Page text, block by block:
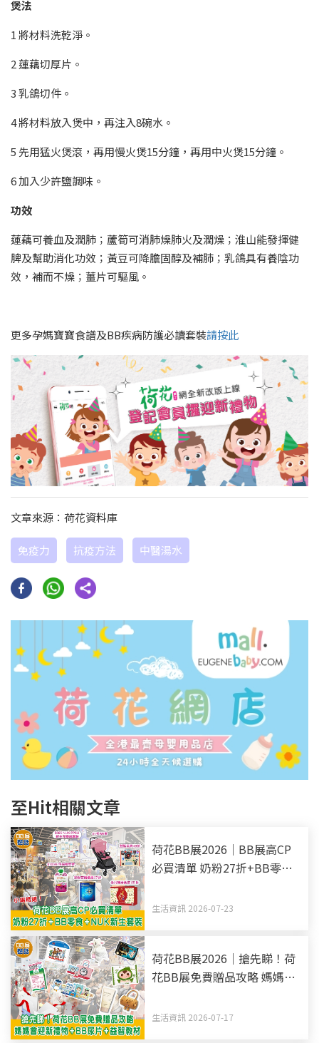
煲法
1 將材料洗乾淨。
2 蓮藕切厚片。
3 乳鴿切件。
4 將材料放入煲中，再注入8碗水。
5 先用猛火煲滾，再用慢火煲15分鐘，再用中火煲15分鐘。
6 加入少許鹽調味。
功效
蓮藕可養血及潤肺；蘆筍可消肺燥肺火及潤燥；淮山能發揮健
脾及幫助消化功效；黃豆可降膽固醇及補肺；乳鴿具有養陰功
效，補而不燥；薑片可驅風。
更多孕媽寶寶食譜及BB疾病防護必讀套裝請按此
文章來源：荷花資料庫
免疫力 抗疫方法 中醫湯水
至Hit相關文章
荷花BB展2026｜BB展高CP
必買清單 奶粉27折+BB零食
生活資訊 2026-07-23
荷花BB展2026｜搶先睇！荷
花BB展免費贈品攻略 媽媽會
生活資訊 2026-07-17